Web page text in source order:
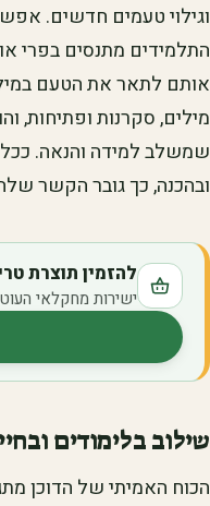
וגילוי טעמים חדשים.
התלמידים מתנסים בפרי
אותם לתאר את הטעם
מילים, סקרנות ופתיחות,
שמשלב למידה והנאה.
ובהכנה, כך גובר הקשר
להזמין תוצרת
ישירות מחקלאי
שילוב בלימודים
הכוח האמיתי של הדוכן